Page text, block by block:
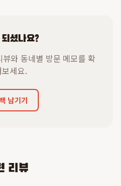
셨나요?
와 동네별 방문 메모를 확
세요.
남기기
리뷰